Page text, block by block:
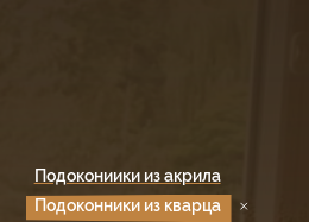
Подокониики из акрила
Подоконники из кварца